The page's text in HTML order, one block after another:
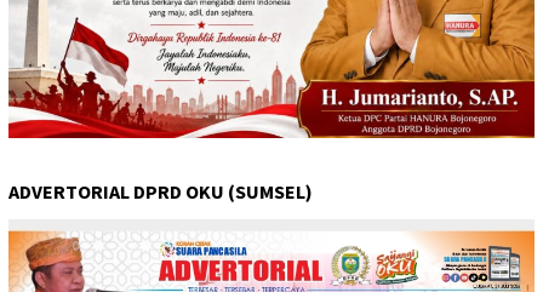
ADVERTORIAL DPRD OKU (SUMSEL)